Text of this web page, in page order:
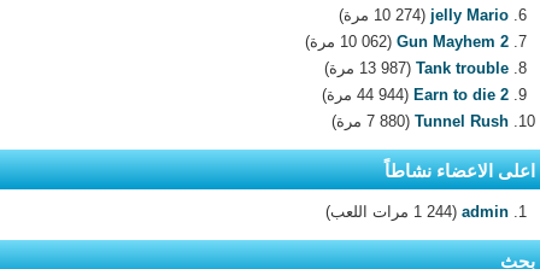
jelly Mario (10 274 مرة)
Gun Mayhem 2 (10 062 مرة)
Tank trouble (13 987 مرة)
Earn to die 2 (44 944 مرة)
Tunnel Rush (7 880 مرة)
اعلى الاعضاء نشاطاً
admin (1 244 مرات اللعب)
بحث